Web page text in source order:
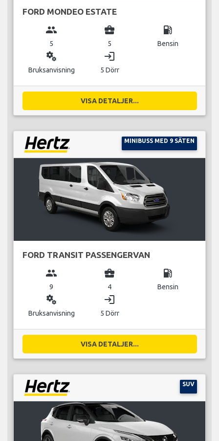
FORD MONDEO ESTATE
group
5
business_center
5
local_gas_station
Bensin
miscellaneous_services
Bruksanvisning
login
5 Dörr
VISA DETALJER...
MINIBUSS MED 9 SÄTEN
FORD TRANSIT PASSENGERVAN
group
9
business_center
4
local_gas_station
Bensin
miscellaneous_services
Bruksanvisning
login
5 Dörr
VISA DETALJER...
SUV